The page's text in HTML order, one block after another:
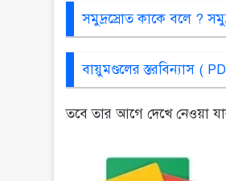
সমুদ্রস্রোত কাকে বলে ?
বায়ুমণ্ডলের স্তরবিন্যাস (
তবে তার আগে দেখে নেওয়া